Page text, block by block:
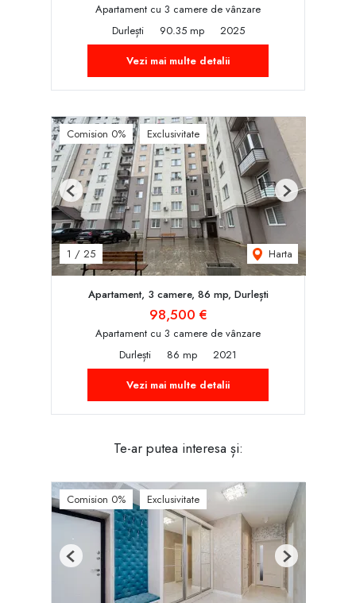
Apartament cu 3 camere de vânzare
Durlești
90.35 mp
2025
Vezi mai multe detalii
Comision 0% Exclusivitate
1 / 25 Harta
Previous Next
Apartament, 3 camere, 86 mp, Durlești
98,500 €
Apartament cu 3 camere de vânzare
Durlești
86 mp
2021
Vezi mai multe detalii
Te-ar putea interesa și:
Comision 0% Exclusivitate
Previous Next